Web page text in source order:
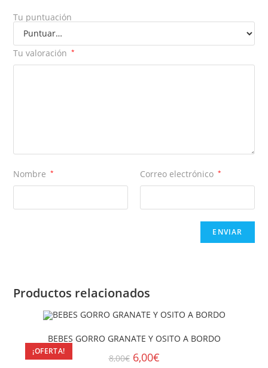
Tu puntuación
Tu valoración *
Nombre * Correo electrónico *
Productos relacionados
¡OFERTA!
BEBES GORRO GRANATE Y OSITO A BORDO
8,00€ 6,00€